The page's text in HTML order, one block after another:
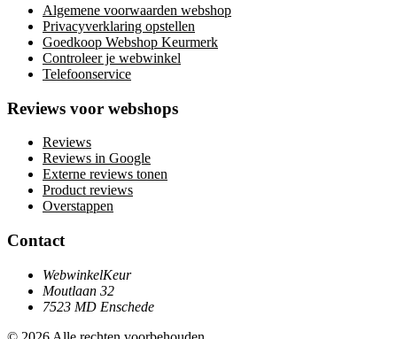
Algemene voorwaarden webshop
Privacyverklaring opstellen
Goedkoop Webshop Keurmerk
Controleer je webwinkel
Telefoonservice
Reviews voor webshops
Reviews
Reviews in Google
Externe reviews tonen
Product reviews
Overstappen
Contact
WebwinkelKeur
Moutlaan 32
7523 MD Enschede